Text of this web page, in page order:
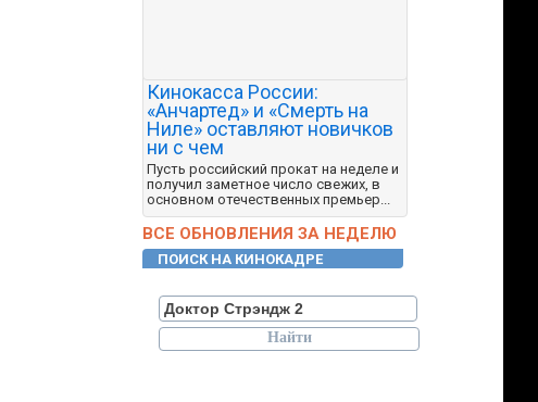
Кинокасса России:
«Анчартед» и «Смерть на
Ниле» оставляют новичков
ни с чем
Пусть российский прокат на неделе и
получил заметное число свежих, в
основном отечественных премьер...
ВСЕ ОБНОВЛЕНИЯ ЗА НЕДЕЛЮ
ПОИСК НА КИНОКАДРЕ